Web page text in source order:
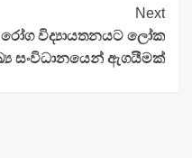
Next
විද්‍යායතනයට ලෝක
සංවිධානයෙන් ඇගයීමක්